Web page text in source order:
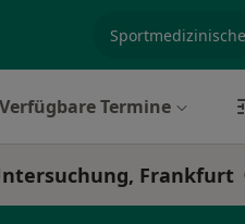
Verfügbare Termine
Frankfurt